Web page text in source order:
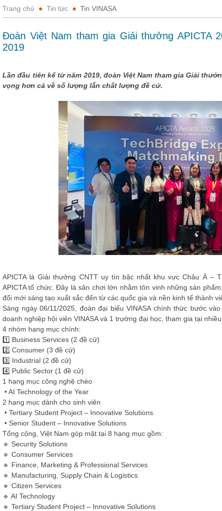
Trang chủ Tin tức Tin VINASA
Đoàn Việt Nam tham gia Giải thưởng APICTA
2019
Lần đầu tiên kể từ năm 2019, đoàn Việt Nam tham gia Giải
vọng hơn cả về số lượng lẫn chất lượng đề cử.
APICTA là Giải thưởng CNTT uy tín bậc nhất khu vực Châu Á –
APICTA tổ chức. Đây là sân chơi lớn nhằm tôn vinh những sản
đổi mới sáng tạo xuất sắc đến từ các quốc gia và nền kinh tế thành
Sáng ngày 06/11/2025, đoàn đại biểu VINASA chính thức bước
doanh nghiệp hội viên VINASA và 1 trường đại học, tham gia tại
4 nhóm hạng mục chính:
1️⃣ Business Services (2 đề cử)
2️⃣ Consumer (3 đề cử)
3️⃣ Industrial (2 đề cử)
4️⃣ Public Sector (1 đề cử)
1 hạng mục công nghệ chéo
• AI Technology of the Year
2 hạng mục dành cho sinh viên
• Tertiary Student Project – Innovative Solutions
• Senior Student – Innovative Solutions
Tổng cộng, Việt Nam góp mặt tại 8 hạng mục gồm:
🔹 Security Solutions
🔹 Consumer Services
🔹 Finance, Marketing & Professional Services
🔹 Manufacturing, Supply Chain & Logistics
🔹 Citizen Services
🔹 AI Technology
🔹 Tertiary Student Project – Innovative Solutions